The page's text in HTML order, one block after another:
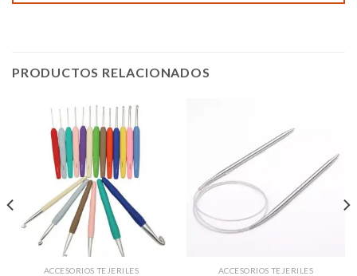
PRODUCTOS RELACIONADOS
ACCESORIOS TEJERILES ACCESORIOS TEJERILES